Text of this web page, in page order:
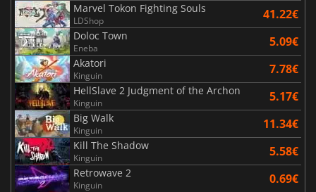
Marvel Tokon Fighting Souls
LDShop 41.22€
Doloc Town
Eneba 5.09€
Akatori
Kinguin 7.78€
HellSlave 2 Judgment of the Archon
Kinguin 5.17€
Big Walk
Kinguin 11.34€
Kill The Shadow
Kinguin 5.58€
Retrowave 2
Kinguin 0.69€